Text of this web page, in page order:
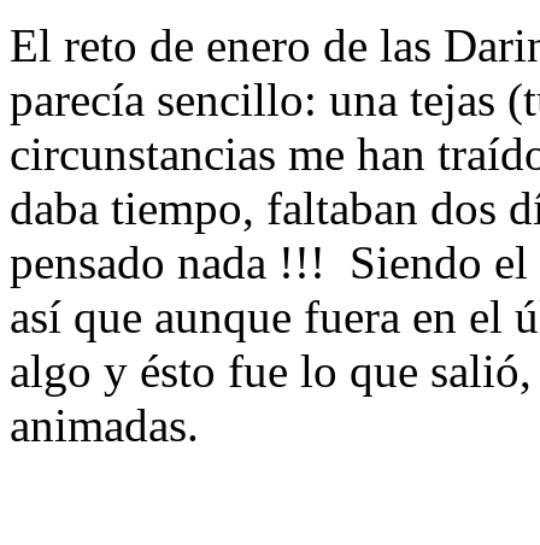
El reto de enero de las
parecía sencillo: una tejas
circunstancias me han
daba tiempo, faltaban dos
pensado nada !!! Siendo
así que aunque fuera en el
algo y ésto fue lo que
animadas.